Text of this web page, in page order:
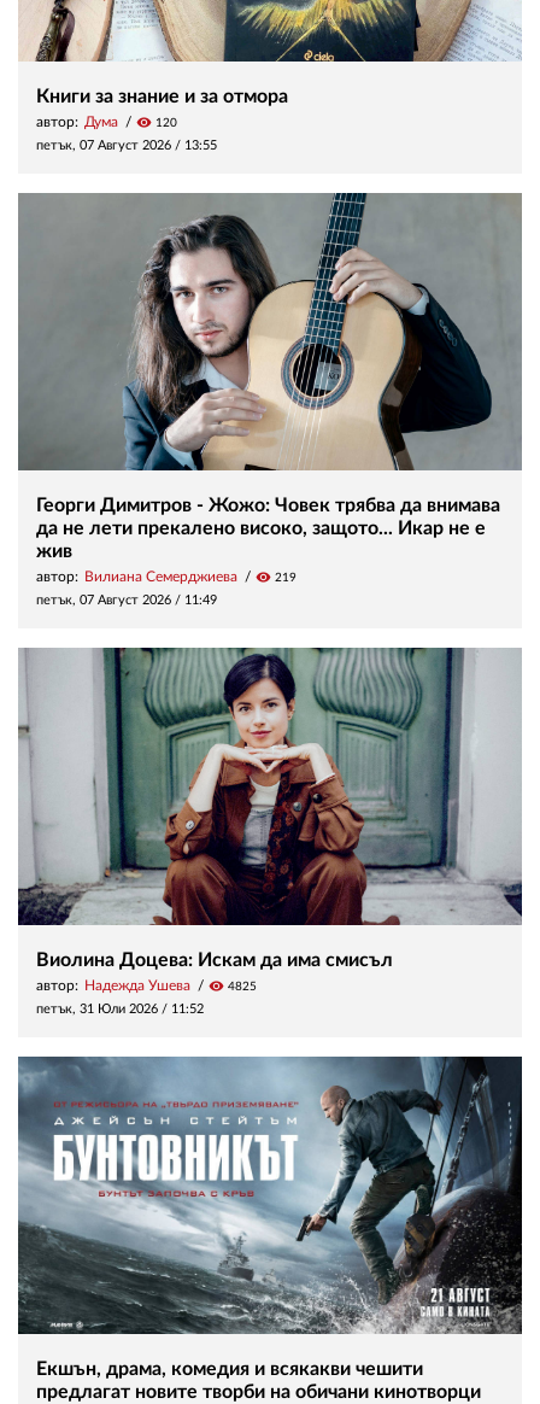
Книги за знание и за отмора
автор: Дума visibility 120
петък, 07 Август 2026 / 13:55
Георги Димитров - Жожо: Човек трябва да внимава
да не лети прекалено високо, защото... Икар не е
жив
автор: Вилиана Семерджиева visibility 219
петък, 07 Август 2026 / 11:49
Виолина Доцева: Искам да има смисъл
автор: Надежда Ушева visibility 4825
петък, 31 Юли 2026 / 11:52
Екшън, драма, комедия и всякакви чешити
предлагат новите творби на обичани кинотворци